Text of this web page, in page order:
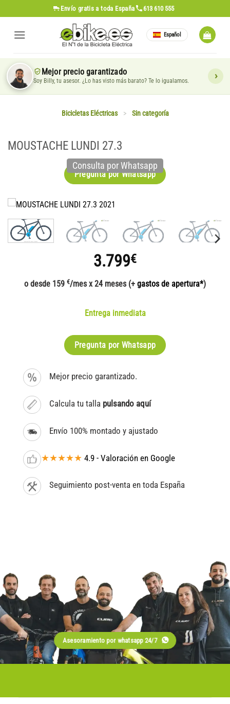
al
contenido
Envío gratis a toda España 613 610 555
Español
Mejor precio garantizado
Soy Billy, tu asesor. ¿Lo has visto más barato? Te lo igualamos.
Bicicletas Eléctricas > Sin categoría
MOUSTACHE LUNDI 27.3
Pregunta por Whatsapp
Consulta por Whatsapp
3.799€
o desde 159 €/mes x 24 meses (+ gastos de apertura*)
Entrega inmediata
Pregunta por Whatsapp
Mejor precio garantizado.
Calcula tu talla pulsando aquí
Envío 100% montado y ajustado
★★★★★ 4.9 - Valoración en Google
Seguimiento post-venta en toda España
Asesoramiento por whatsapp 24/7